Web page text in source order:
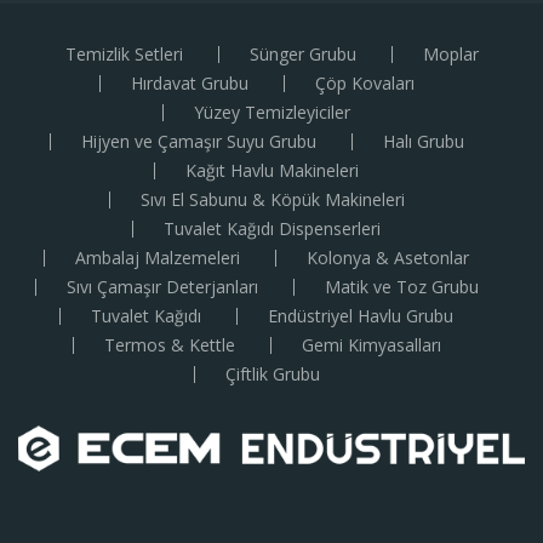
Temizlik Setleri Sünger Grubu
Moplar
Hırdavat Grubu
Çöp Kovaları
Yüzey Temizleyiciler
Hijyen ve Çamaşır Suyu Grubu
Halı Grubu
Kağıt Havlu Makineleri
Sıvı El Sabunu & Köpük Makineleri
Tuvalet Kağıdı Dispenserleri
Ambalaj Malzemeleri
Kolonya & Asetonlar
Sıvı Çamaşır Deterjanları
Matik ve Toz Grubu
Tuvalet Kağıdı
Endüstriyel Havlu Grubu
Termos & Kettle
Gemi Kimyasalları
Çiftlik Grubu